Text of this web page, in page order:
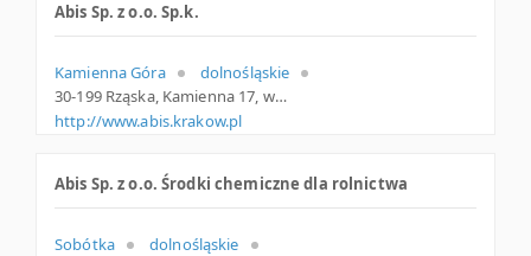
Abis Sp. z o.o. Sp.k.
Kamienna Góra
dolnośląskie
30-199 Rząska, Kamienna 17, woj. Małopolskie, pow. Krakowski, gm. Zabierzów
http://www.abis.krakow.pl
Abis Sp. z o.o. Środki chemiczne dla rolnictwa
Sobótka
dolnośląskie